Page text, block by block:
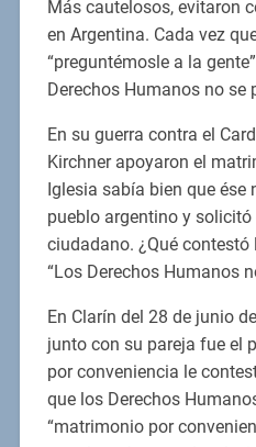
Más cautelosos, evitaron
en Argentina. Cada vez
“preguntémosle a la
Derechos Humanos no se
En su guerra contra el
Kirchner apoyaron el
Iglesia sabía bien que ése
pueblo argentino y
ciudadano. ¿Qué contestó
“Los Derechos Humanos
En Clarín del 28 de junio
junto con su pareja fue el
por conveniencia le
que los Derechos
“matrimonio por